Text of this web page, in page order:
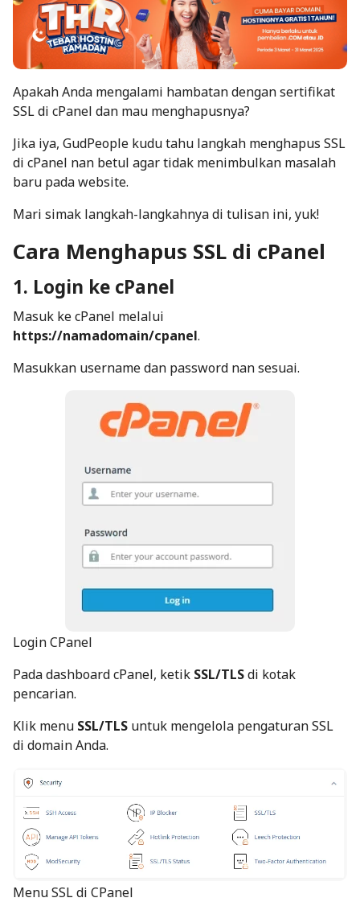
Apakah Anda mengalami hambatan dengan sertifikat
SSL di cPanel dan mau menghapusnya?
Jika iya, GudPeople kudu tahu langkah menghapus SSL
di cPanel nan betul agar tidak menimbulkan masalah
baru pada website.
Mari simak langkah-langkahnya di tulisan ini, yuk!
Cara Menghapus SSL di cPanel
1. Login ke cPanel
Masuk ke cPanel melalui
https://namadomain/cpanel.
Masukkan username dan password nan sesuai.
Login CPanel
Pada dashboard cPanel, ketik SSL/TLSdi kotak
pencarian.
Klik menu SSL/TLS untuk mengelola pengaturan SSL
di domain Anda.
Menu SSL di CPanel